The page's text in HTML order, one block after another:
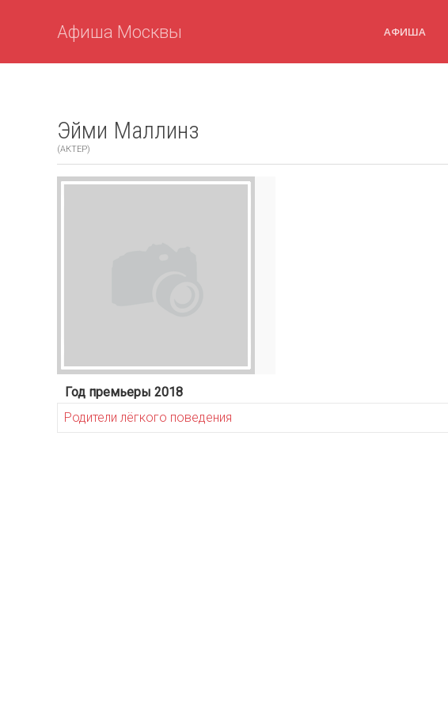
Афиша Москвы АФИША
Эйми Маллинз
(АКТЕР)
Год премьеры 2018
Родители лёгкого поведения